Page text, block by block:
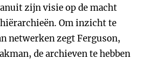
zijn visie op de macht
Om inzicht te
netwerken zegt Ferguson,
de archieven te hebben